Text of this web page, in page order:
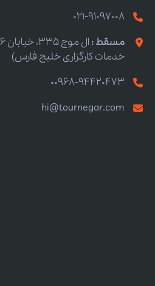
021-91097008
مسقط :
خدمات کارگزاری خلیج فارس)
00968-94420473
hi@tournegar.com